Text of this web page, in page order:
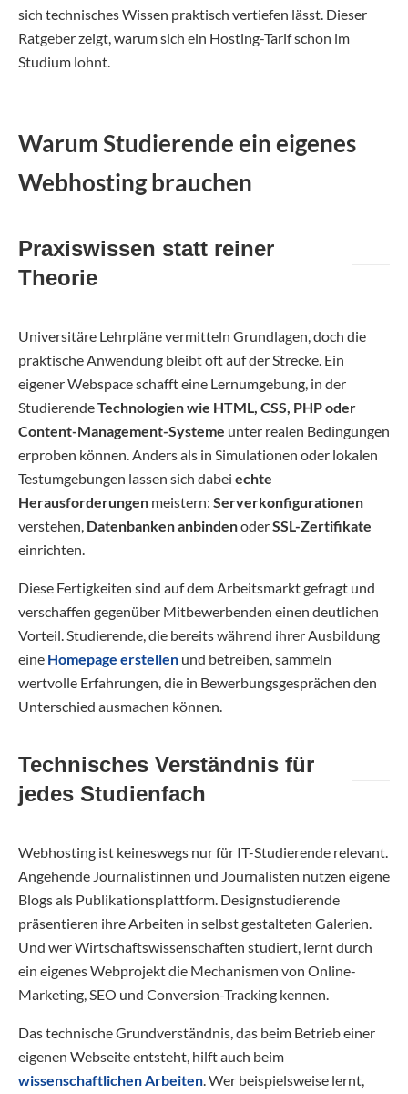
sich technisches Wissen praktisch vertiefen lässt. Dieser
Ratgeber zeigt, warum sich ein Hosting-Tarif schon im
Studium lohnt.
Warum Studierende ein eigenes
Webhosting brauchen
Praxiswissen statt reiner
Theorie
Universitäre Lehrpläne vermitteln Grundlagen, doch die
praktische Anwendung bleibt oft auf der Strecke. Ein
eigener Webspace schafft eine Lernumgebung, in der
StudierendeTechnologien wie HTML, CSS, PHP oder
Content-Management-Systeme unter realen Bedingungen
erproben können. Anders als in Simulationen oder lokalen
Testumgebungen lassen sich dabei echte
Herausforderungen meistern: Serverkonfigurationen
verstehen, Datenbanken anbindenoderSSL-Zertifikate
einrichten.
Diese Fertigkeiten sind auf dem Arbeitsmarkt gefragt und
verschaffen gegenüber Mitbewerbenden einen deutlichen
Vorteil. Studierende, die bereits während ihrer Ausbildung
eine Homepage erstellen und betreiben, sammeln
wertvolle Erfahrungen, die in Bewerbungsgesprächen den
Unterschied ausmachen können.
Technisches Verständnis für
jedes Studienfach
Webhosting ist keineswegs nur für IT-Studierende relevant.
Angehende Journalistinnen und Journalisten nutzen eigene
Blogs als Publikationsplattform. Designstudierende
präsentieren ihre Arbeiten in selbst gestalteten Galerien.
Und wer Wirtschaftswissenschaften studiert, lernt durch
ein eigenes Webprojekt die Mechanismen von Online-
Marketing, SEO und Conversion-Tracking kennen.
Das technische Grundverständnis, das beim Betrieb einer
eigenen Webseite entsteht, hilft auch beim
wissenschaftlichen Arbeiten. Wer beispielsweise lernt,